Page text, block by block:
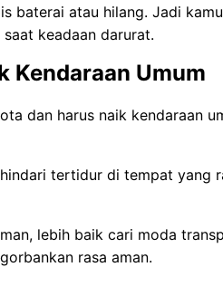
baterai atau hilang. Jadi
keadaan darurat.
Kendaraan Umum
dan harus naik kendaraan
tertidur di tempat yang
lebih baik cari moda
rasa aman.